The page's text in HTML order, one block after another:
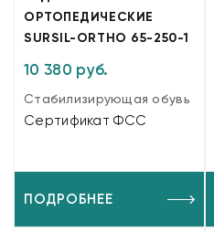
ОРТОПЕДИЧЕСКИЕ
SURSIL-ORTHO 65-250-1
10 380 руб.
Стабилизирующая обувь
Сертификат ФСС
ПОДРОБНЕЕ